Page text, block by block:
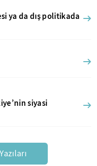
ya da dış politikada
siyasi